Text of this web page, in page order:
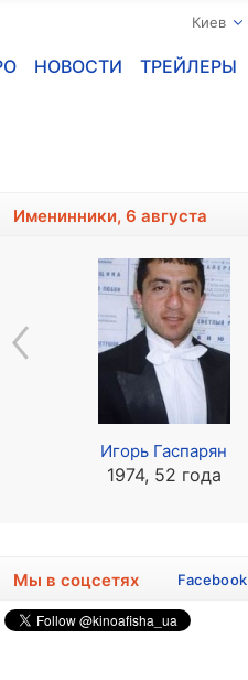
Киев
НОВОСТИ ТРЕЙЛЕРЫ
Именинники, 6 августа
Игорь Гаспарян
1974, 52 года
Мы в соцсетях Facebook